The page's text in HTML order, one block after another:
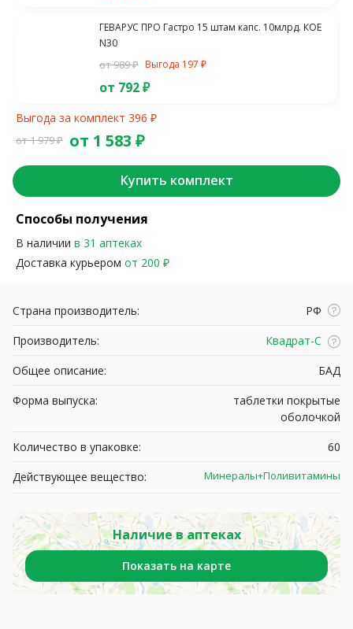
ГЕВАРУС ПРО Гастро 15 штам капс. 10млрд. КОЕ
N30
от 989 ₽ Выгода 197 ₽
от 792 ₽
Выгода за комплект 396 ₽
от 1 979 ₽ от 1 583 ₽
Купить комплект
Способы получения
В наличии в 31 аптеках
Доставка курьером от 200 ₽
Страна производитель:
РФ
Производитель:
Квадрат-С
Общее описание:
БАД
Форма выпуска:
таблетки покрытые
оболочкой
Количество в упаковке:
60
Действующее вещество:
Минералы+Поливитамины
Наличие в аптеках
Показать на карте